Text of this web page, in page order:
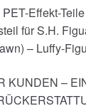
Effekt-Teile
für S.H.
– Luffy-
KUNDEN –